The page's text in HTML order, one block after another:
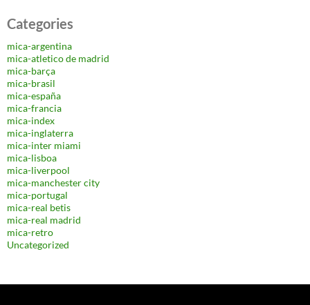
Categories
mica-argentina
mica-atletico de madrid
mica-barça
mica-brasil
mica-españa
mica-francia
mica-index
mica-inglaterra
mica-inter miami
mica-lisboa
mica-liverpool
mica-manchester city
mica-portugal
mica-real betis
mica-real madrid
mica-retro
Uncategorized